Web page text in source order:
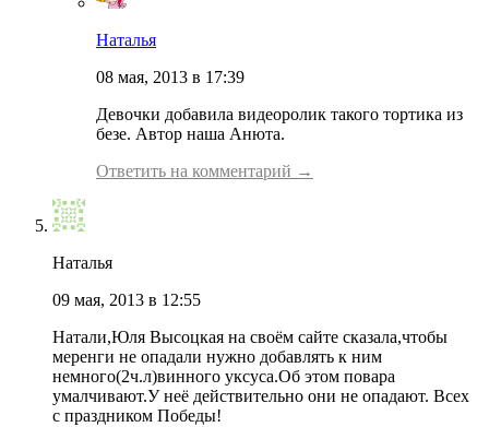
Наталья
08 мая, 2013 в 17:39
Девочки добавила видеоролик такого тортика из
безе. Автор наша Анюта.
Ответить на комментарий →
Наталья
09 мая, 2013 в 12:55
Натали,Юля Высоцкая на своём сайте сказала,чтобы
меренги не опадали нужно добавлять к ним
немного(2ч.л)винного уксуса.Об этом повара
умалчивают.У неё действительно они не опадают. Всех
с праздником Победы!